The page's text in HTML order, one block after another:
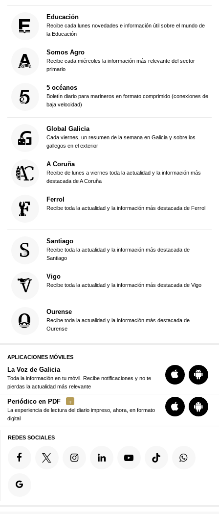
Educación
Recibe cada lunes novedades e información útil sobre el mundo de
la Educación
Somos Agro
Recibe cada miércoles la información más relevante del sector
primario
5 océanos
Boletín diario para marineros en formato comprimido (conexiones de
baja velocidad)
Global Galicia
Cada viernes, un resumen de la semana en Galicia y sobre los
gallegos en el exterior
A Coruña
Recibe de lunes a viernes toda la actualidad y la información más
destacada de A Coruña
Ferrol
Recibe toda la actualidad y la información más destacada de Ferrol
Santiago
Recibe toda la actualidad y la información más destacada de
Santiago
Vigo
Recibe toda la actualidad y la información más destacada de Vigo
Ourense
Recibe toda la actualidad y la información más destacada de
Ourense
APLICACIONES MÓVILES
La Voz de Galicia
Toda la información en tu móvil. Recibe notificaciones y no te
pierdas la actualidad más relevante
Periódico en PDF
La experiencia de lectura del diario impreso, ahora, en formato
digital
REDES SOCIALES